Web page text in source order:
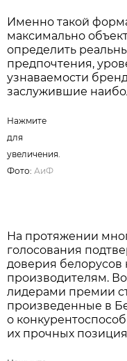
своей категории,
рекомендовать?»
Нажмите для увеличения.
Именно такой
максимально
определить
предпочтения,
узнаваемости